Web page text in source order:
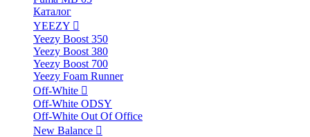
Каталог
YEEZY
Yeezy Boost 350
Yeezy Boost 380
Yeezy Boost 700
Yeezy Foam Runner
Off-White
Off-White ODSY
Off-White Out Of Office
New Balance